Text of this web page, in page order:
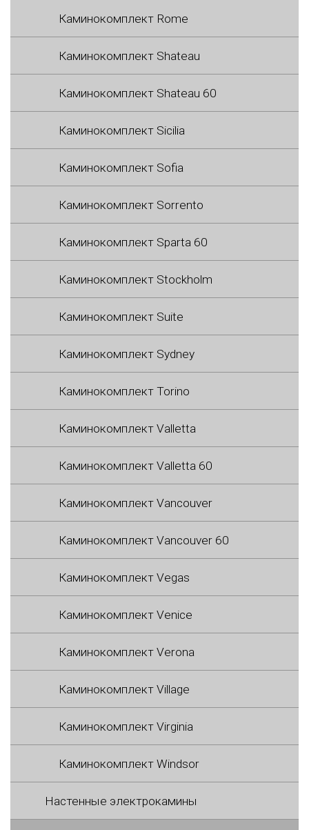
Каминокомплект Rome
Каминокомплект Shateau
Каминокомплект Shateau 60
Каминокомплект Sicilia
Каминокомплект Sofia
Каминокомплект Sorrento
Каминокомплект Sparta 60
Каминокомплект Stockholm
Каминокомплект Suite
Каминокомплект Sydney
Каминокомплект Torino
Каминокомплект Valletta
Каминокомплект Valletta 60
Каминокомплект Vancouver
Каминокомплект Vancouver 60
Каминокомплект Vegas
Каминокомплект Venice
Каминокомплект Verona
Каминокомплект Village
Каминокомплект Virginia
Каминокомплект Windsor
Настенные электрокамины